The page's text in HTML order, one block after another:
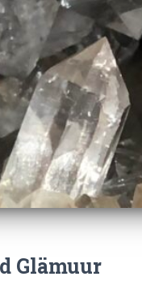
Glämuur